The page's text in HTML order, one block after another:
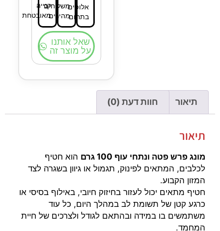
אלופים
בתחום
משלוחים
מהירים
קנייה
מאובטחת
שאל אותנו
על מוצר זה
תיאור חוות דעת (0)
תיאור
מונג פרש פטה ונתחי עוף 100 גרם
הוא חטיף
לכלבים, המתאים לפינוק, תגמול או גיוון בשגרה לצד
המזון הקבוע.
חטיף מתאים יכול לעזור בחיזוק חיובי, באילוף בסיסי או
כרגע קטן של תשומת לב במהלך היום, כל עוד
משתמשים בו במידה ובהתאם לגודל ולצרכים של חיית
המחמד.